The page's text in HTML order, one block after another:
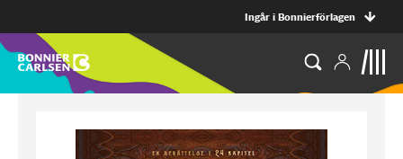
Ingår i Bonnierförlagen